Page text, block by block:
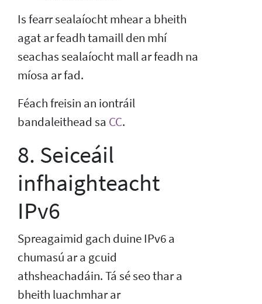
Is fearr sealaíocht mhear a bheith
agat ar feadh tamaill den mhí
seachas sealaíocht mall ar feadh na
míosa ar fad.
Féach freisin an iontráil
bandaleithead sa CC.
8. Seiceáil
infhaighteacht
IPv6
Spreagaimid gach duine IPv6 a
chumasú ar a gcuid
athsheachadáin. Tá sé seo thar a
bheith luachmhar ar